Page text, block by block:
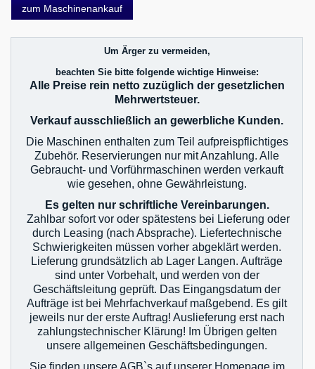
zum Maschinenankauf
Um Ärger zu vermeiden,
beachten Sie bitte folgende wichtige Hinweise:
Alle Preise rein netto zuzüglich der gesetzlichen
Mehrwertsteuer.
Verkauf ausschließlich an gewerbliche Kunden.
Die Maschinen enthalten zum Teil aufpreispflichtiges
Zubehör. Reservierungen nur mit Anzahlung. Alle
Gebraucht- und Vorführmaschinen werden verkauft
wie gesehen, ohne Gewährleistung.
Es gelten nur schriftliche Vereinbarungen.
Zahlbar sofort vor oder spätestens bei Lieferung oder
durch Leasing (nach Absprache). Liefertechnische
Schwierigkeiten müssen vorher abgeklärt werden.
Lieferung grundsätzlich ab Lager Langen. Aufträge
sind unter Vorbehalt, und werden von der
Geschäftsleitung geprüft. Das Eingangsdatum der
Aufträge ist bei Mehrfachverkauf maßgebend. Es gilt
jeweils nur der erste Auftrag! Auslieferung erst nach
zahlungstechnischer Klärung! Im Übrigen gelten
unsere allgemeinen Geschäftsbedingungen.